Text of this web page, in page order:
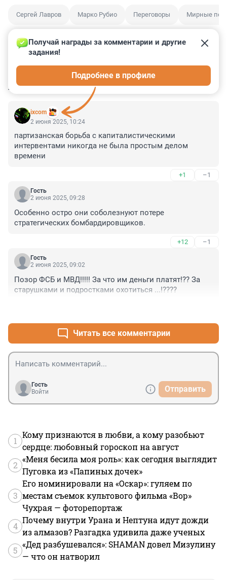
Сергей Лавров Марко Рубио Переговоры Мирные
КОММЕНТАРИИ 26
ixcom
Получай награды за комментарии и другие
задания!
Подробнее в профиле
2 июня 2025, 10:24
партизанская борьба с капиталистическими
интервентами никогда не была простым делом
времени
+1 –1
Гость
2 июня 2025, 09:28
Особенно остро они соболезнуют потере
стратегических бомбардировщиков.
+12 –1
Гость
2 июня 2025, 09:02
Позор ФСБ и МВД!!!!! За что им деньги платят!?? За
старушками и подростками охотиться ...!????
Читать все комментарии
Гость
Войти
Отправить
1
Кому признаются в любви, а кому разобьют
сердце: любовный гороскоп на август
2
«Меня бесила моя роль»: как сегодня выглядит
Пуговка из «Папиных дочек»
3
Его номинировали на «Оскар»: гуляем по
местам съемок культового фильма «Вор»
Чухрая — фоторепортаж
4
Почему внутри Урана и Нептуна идут дожди
из алмазов? Разгадка удивила даже ученых
5
«Дед разбушевался»: SHAMAN довел Мизулину
— что он натворил